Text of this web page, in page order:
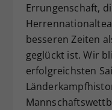
Errungenschaft,
besseren Zeiten
geglückt ist. Wir
erfolgreichsten